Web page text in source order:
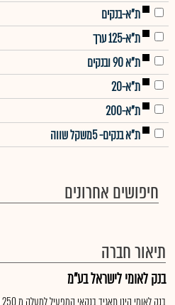
ת"א-בנקים
ת"א-125 ערך
ת"א 90 ובנקים
ת"א-20
ת"א-200
ת"א בנקים- 5משקל שווה
חיפושים אחרונים
תיאור חברה
בנק לאומי לישראל בע"מ